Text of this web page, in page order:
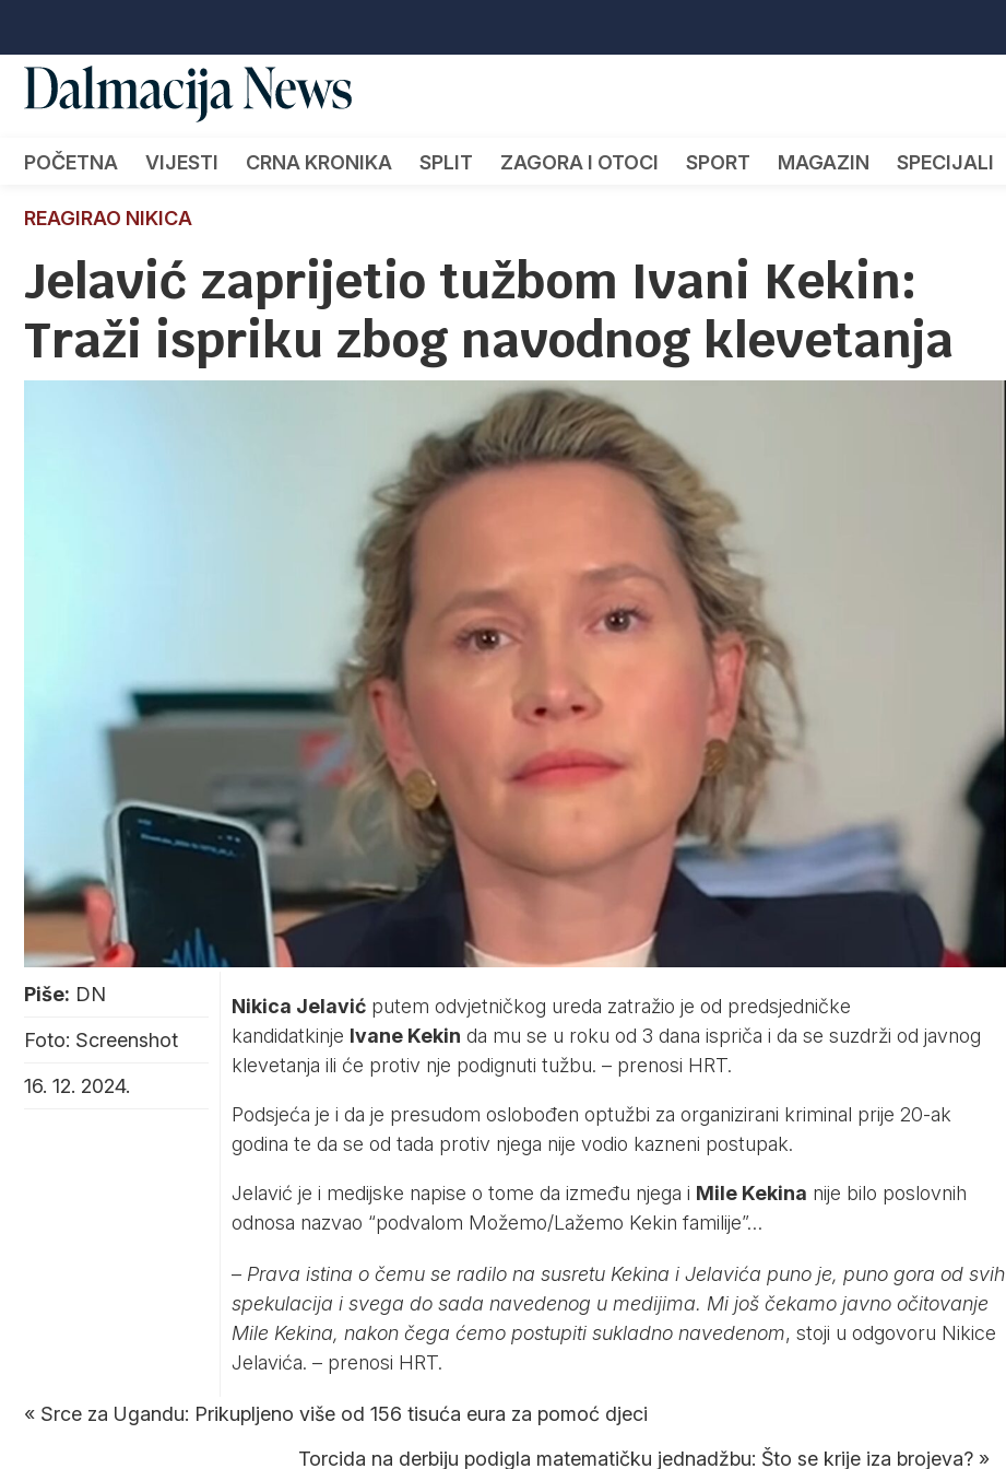
POČETNA VIJESTI CRNA KRONIKA SPLIT ZAGORA I OTOCI SPORT MAGAZIN SPECIJALI
REAGIRAO NIKICA
Jelavić zaprijetio tužbom Ivani Kekin:
Traži ispriku zbog navodnog klevetanja
Piše: DN
Foto: Screenshot
16. 12. 2024.
Nikica Jelavićputem odvjetničkog ureda zatražio je od predsjedničke
kandidatkinje Ivane Kekin da mu se u roku od 3 dana ispriča i da se suzdrži od javnog
klevetanja ili će protiv nje podignuti tužbu. – prenosi HRT.
Podsjeća je i da je presudom oslobođen optužbi za organizirani kriminal prije 20-ak
godina te da se od tada protiv njega nije vodio kazneni postupak.
Jelavić je i medijske napise o tome da između njega i Mile Kekina nije bilo poslovnih
odnosa nazvao “podvalom Možemo/Lažemo Kekin familije”…
– Prava istina o čemu se radilo na susretu Kekina i Jelavića puno je, puno gora od svih
spekulacija i svega do sada navedenog u medijima. Mi još čekamo javno očitovanje
Mile Kekina, nakon čega ćemo postupiti sukladno navedenom, stoji u odgovoru Nikice
Jelavića. – prenosi HRT.
« Srce za Ugandu: Prikupljeno više od 156 tisuća eura za pomoć djeci
Torcida na derbiju podigla matematičku jednadžbu: Što se krije iza brojeva? »